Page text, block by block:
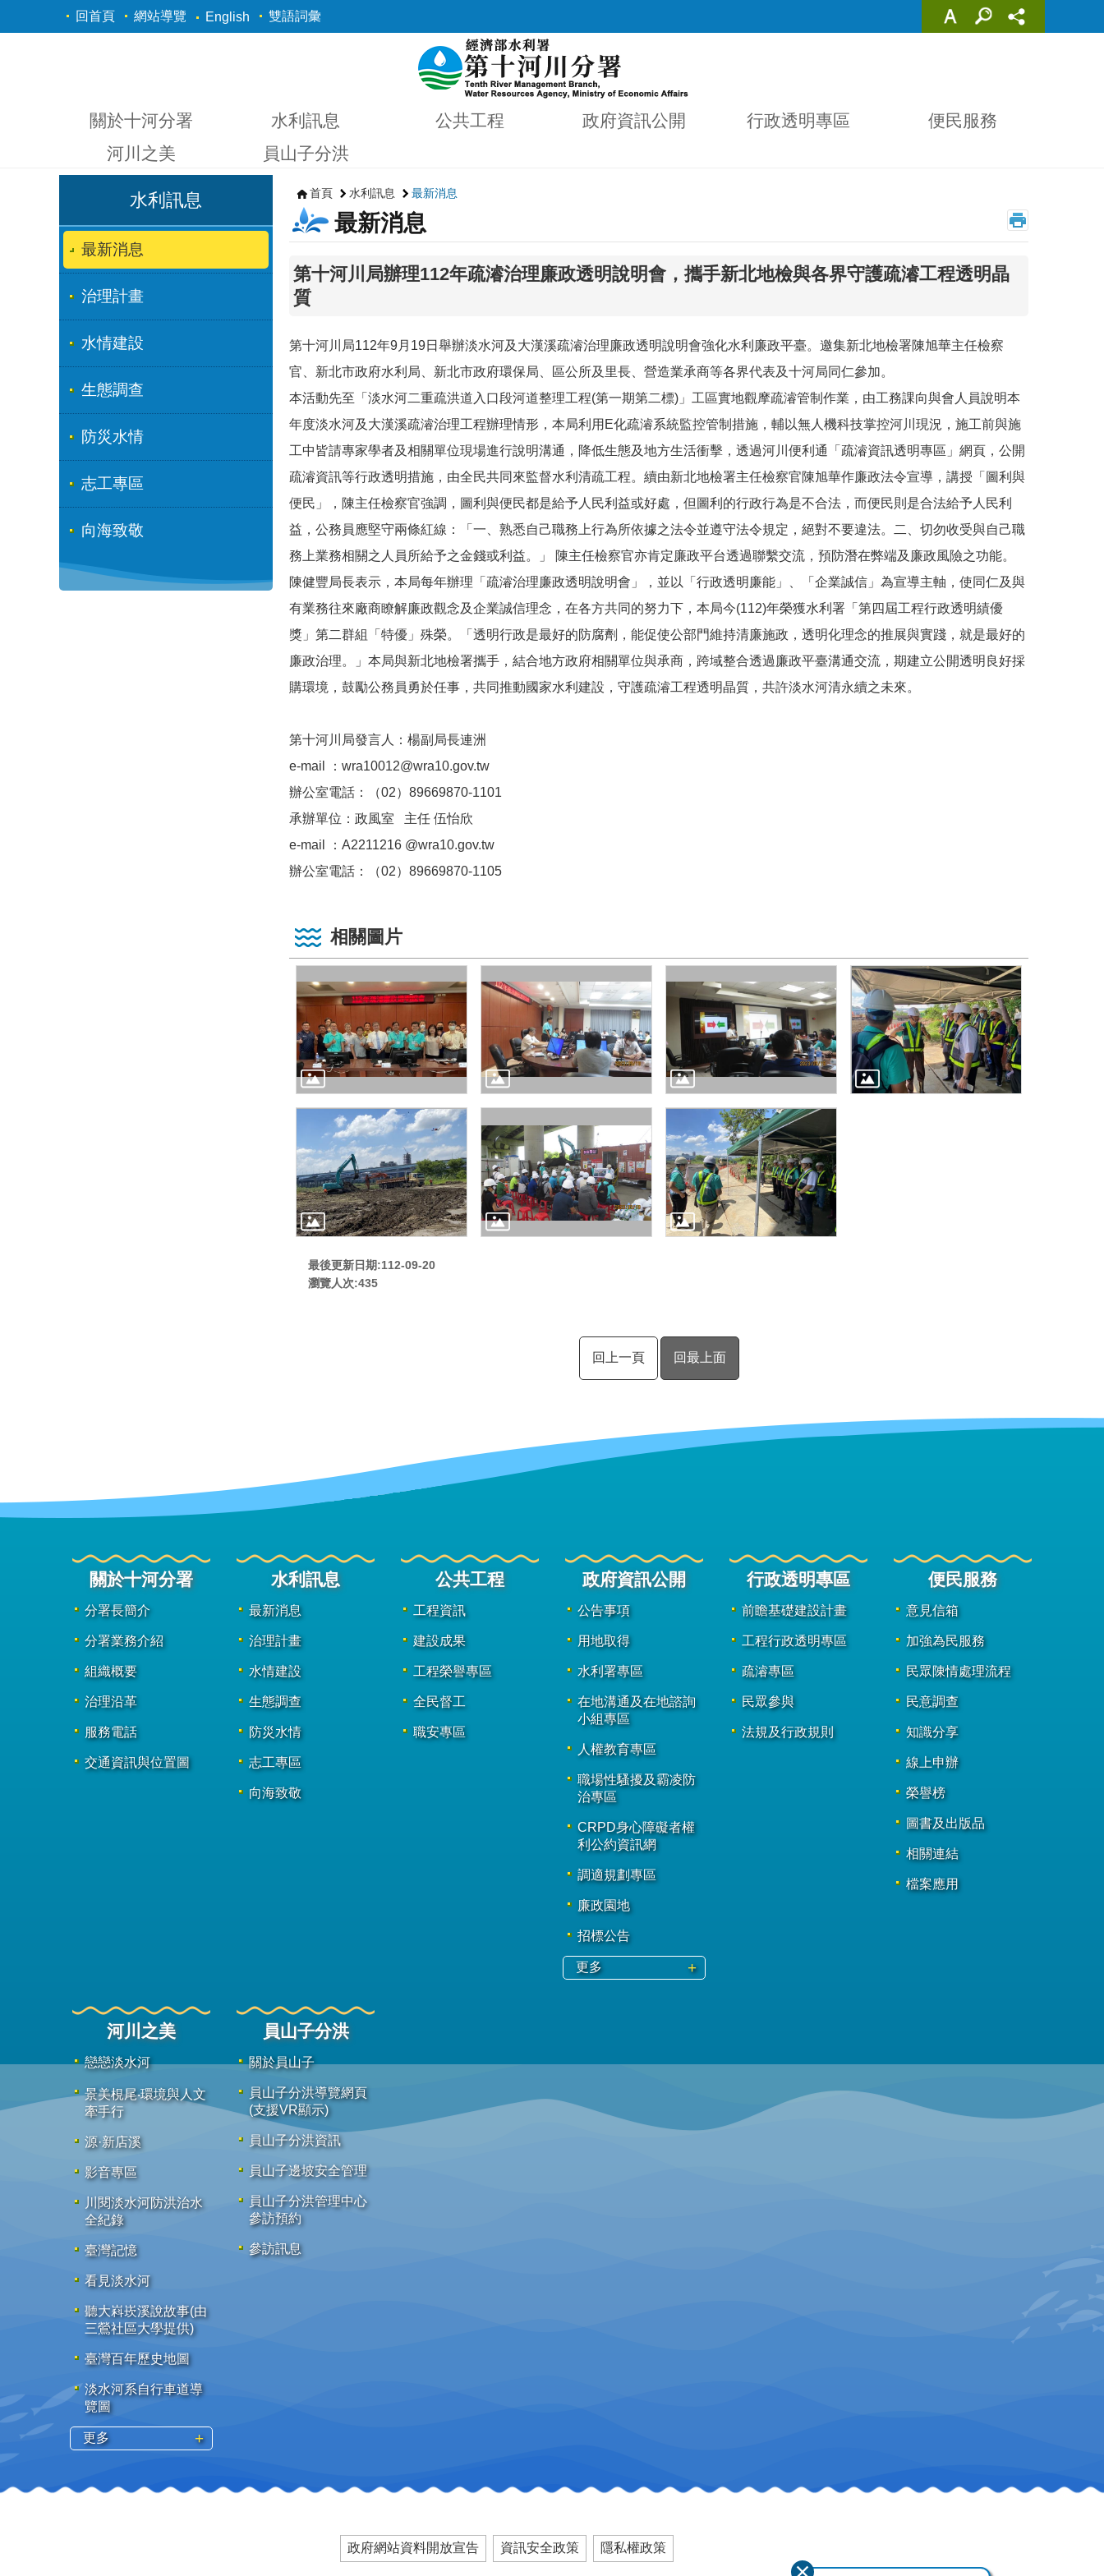
跳到主要內容區塊
回首頁 網站導覽 English 雙語詞彙
關於十河分署 水利訊息 公共工程 政府資訊公開 行政透明專區
便民服務
河川之美
員山子分洪
水利訊息
最新消息
治理計畫
水情建設
生態調查
防災水情
志工專區
向海致敬
首頁 水利訊息 最新消息
最新消息
第十河川局辦理112年疏濬治理廉政透明說明會，攜手新北地檢與各界守護疏濬工程透明晶
質
第十河川局112年9月19日舉辦淡水河及大漢溪疏濬治理廉政透明說明會強化水利廉政平臺。邀集新北地檢署陳旭華主任檢察
官、新北市政府水利局、新北市政府環保局、區公所及里長、營造業承商等各界代表及十河局同仁參加。
本活動先至「淡水河二重疏洪道入口段河道整理工程(第一期第二標)」工區實地觀摩疏濬管制作業，由工務課向與會人員說明本
年度淡水河及大漢溪疏濬治理工程辦理情形，本局利用E化疏濬系統監控管制措施，輔以無人機科技掌控河川現況，施工前與施
工中皆請專家學者及相關單位現場進行說明溝通，降低生態及地方生活衝擊，透過河川便利通「疏濬資訊透明專區」網頁，公開
疏濬資訊等行政透明措施，由全民共同來監督水利清疏工程。續由新北地檢署主任檢察官陳旭華作廉政法令宣導，講授「圖利與
便民」，陳主任檢察官強調，圖利與便民都是給予人民利益或好處，但圖利的行政行為是不合法，而便民則是合法給予人民利
益，公務員應堅守兩條紅線：「一、熟悉自己職務上行為所依據之法令並遵守法令規定，絕對不要違法。二、切勿收受與自己職
務上業務相關之人員所給予之金錢或利益。」 陳主任檢察官亦肯定廉政平台透過聯繫交流，預防潛在弊端及廉政風險之功能。
陳健豐局長表示，本局每年辦理「疏濬治理廉政透明說明會」，並以「行政透明廉能」、「企業誠信」為宣導主軸，使同仁及與
有業務往來廠商瞭解廉政觀念及企業誠信理念，在各方共同的努力下，本局今(112)年榮獲水利署「第四屆工程行政透明績優
獎」第二群組「特優」殊榮。「透明行政是最好的防腐劑，能促使公部門維持清廉施政，透明化理念的推展與實踐，就是最好的
廉政治理。」本局與新北地檢署攜手，結合地方政府相關單位與承商，跨域整合透過廉政平臺溝通交流，期建立公開透明良好採
購環境，鼓勵公務員勇於任事，共同推動國家水利建設，守護疏濬工程透明晶質，共許淡水河清永續之未來。
第十河川局發言人：楊副局長連洲
e-mail ：wra10012@wra10.gov.tw
辦公室電話：（02）89669870-1101
承辦單位：政風室 主任 伍怡欣
e-mail ：A2211216 @wra10.gov.tw
辦公室電話：（02）89669870-1105
相關圖片
最後更新日期:112-09-20
瀏覽人次:435
回上一頁 回最上面
關於十河分署
分署長簡介
分署業務介紹
組織概要
治理沿革
服務電話
交通資訊與位置圖
水利訊息
最新消息
治理計畫
水情建設
生態調查
防災水情
志工專區
向海致敬
公共工程
工程資訊
建設成果
工程榮譽專區
全民督工
職安專區
政府資訊公開
公告事項
用地取得
水利署專區
在地溝通及在地諮詢
小組專區
人權教育專區
職場性騷擾及霸凌防
治專區
CRPD身心障礙者權
利公約資訊網
調適規劃專區
廉政園地
招標公告
更多
行政透明專區
前瞻基礎建設計畫
工程行政透明專區
疏濬專區
民眾參與
法規及行政規則
便民服務
意見信箱
加強為民服務
民眾陳情處理流程
民意調查
知識分享
線上申辦
榮譽榜
圖書及出版品
相關連結
檔案應用
河川之美
戀戀淡水河
景美梘尾‧環境與人文
牽手行
源·新店溪
影音專區
川閱淡水河防洪治水
全紀錄
臺灣記憶
看見淡水河
聽大嵙崁溪說故事(由
三鶯社區大學提供)
臺灣百年歷史地圖
淡水河系自行車道導
覽圖
更多
員山子分洪
關於員山子
員山子分洪導覽網頁
(支援VR顯示)
員山子分洪資訊
員山子邊坡安全管理
員山子分洪管理中心
參訪預約
參訪訊息
政府網站資料開放宣告 資訊安全政策 隱私權政策